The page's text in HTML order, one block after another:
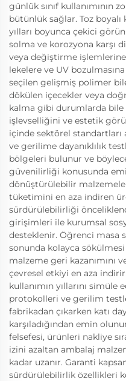
günlük sınıf kullanımının
bütünlük sağlar. Toz
yılları boyunca çekici
solma ve korozyona karşı
veya değiştirme
lekelere ve UV
seçilen gelişmiş polimer
dökülen içecekler veya
kalma gibi durumlarda
işlevselliğini ve estetik
içinde sektörel standartları
ve gerilime dayanıklılık
bölgeleri bulunur ve
güvenilirliği konusunda
dönüştürülebilir
tüketimini en aza indiren
sürdürülebilirliği
girişimleri ile kurumsal
desteklenir. Öğrenci masa
sonunda kolayca
malzeme geri kazanımını
çevresel etkiyi en aza
kullanımın yıllarını simüle
protokolleri ve gerilim
fabrikadan çıkarken katı
karşıladığından emin
felsefesi, ürünleri nakliye
izini azaltan ambalaj
kadar uzanır. Garanti
sürdürülebilirlik özellikleri